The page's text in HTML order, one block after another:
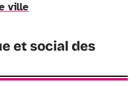
ville
et social des